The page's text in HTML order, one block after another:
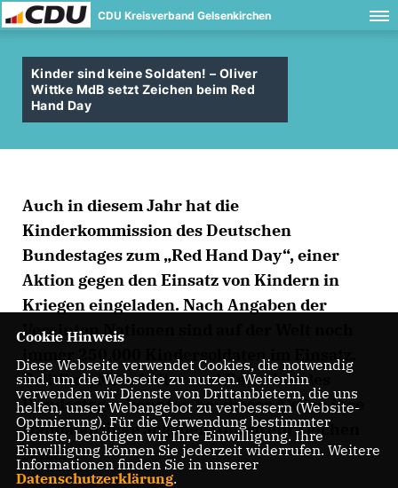
CDU Kreisverband Gelsenkirchen
Kinder sind keine Soldaten! – Oliver
Wittke MdB setzt Zeichen beim Red
Hand Day
Auch in diesem Jahr hat die
Kinderkommission des Deutschen
Bundestages zum „Red Hand Day“, einer
Aktion gegen den Einsatz von Kindern in
Kriegen eingeladen. Nach Angaben der
Vereinten Nationen sind auf der Welt noch
immer 250.000 Kindersoldaten im Einsatz.
Politiker, Mitarbeiter und Besucher des
Bundestages konnten bei dieser Aktion ihre
Handabdrücke abgeben und so ein Zeichen
setzen.
Cookie Hinweis
Diese Webseite verwendet Cookies, die notwendig
sind, um die Webseite zu nutzen. Weiterhin
verwenden wir Dienste von Drittanbietern, die uns
helfen, unser Webangebot zu verbessern (Website-
Optmierung). Für die Verwendung bestimmter
Dienste, benötigen wir Ihre Einwilligung. Ihre
Einwilligung können Sie jederzeit widerrufen. Weitere
Informationen finden Sie in unserer
Datenschutzerklärung.